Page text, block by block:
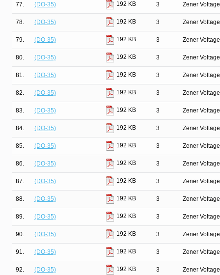
77. (DO-35) 192 KB 3 Zener
78. (DO-35) 192 KB 3 Zener
79. (DO-35) 192 KB 3 Zener
80. (DO-35) 192 KB 3 Zener
81. (DO-35) 192 KB 3 Zener
82. (DO-35) 192 KB 3 Zener
83. (DO-35) 192 KB 3 Zener
84. (DO-35) 192 KB 3 Zener
85. (DO-35) 192 KB 3 Zener
86. (DO-35) 192 KB 3 Zener
87. (DO-35) 192 KB 3 Zener
88. (DO-35) 192 KB 3 Zener
89. (DO-35) 192 KB 3 Zener
90. (DO-35) 192 KB 3 Zener
91. (DO-35) 192 KB 3 Zener
92. (DO-35) 192 KB 3 Zener